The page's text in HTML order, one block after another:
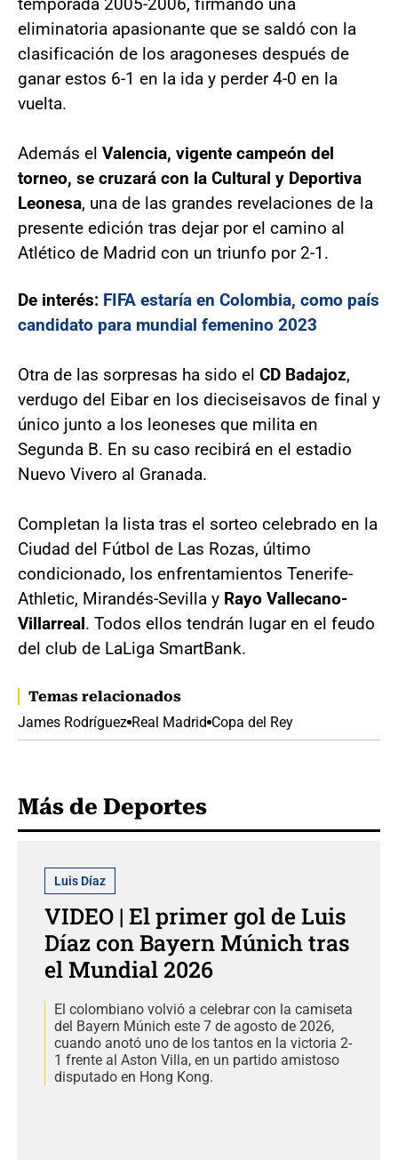
eliminatoria apasionante que se saldó con la
clasificación de los aragoneses después de
ganar estos 6-1 en la ida y perder 4-0 en la
vuelta.
Además el Valencia, vigente campeón del
torneo, se cruzará con la Cultural y Deportiva
Leonesa, una de las grandes revelaciones de la
presente edición tras dejar por el camino al
Atlético de Madrid con un triunfo por 2-1.
De interés: FIFA estaría en Colombia, como país
candidato para mundial femenino 2023
Otra de las sorpresas ha sido el CD Badajoz,
verdugo del Eibar en los dieciseisavos de final y
único junto a los leoneses que milita en
Segunda B. En su caso recibirá en el estadio
Nuevo Vivero al Granada.
Completan la lista tras el sorteo celebrado en la
Ciudad del Fútbol de Las Rozas, último
condicionado, los enfrentamientos Tenerife-
Athletic, Mirandés-Sevilla y Rayo Vallecano-
Villarreal. Todos ellos tendrán lugar en el feudo
del club de LaLiga SmartBank.
Temas relacionados
James Rodríguez Real Madrid Copa del Rey
Más de Deportes
Luis Díaz
VIDEO | El primer gol de Luis
Díaz con Bayern Múnich tras
el Mundial 2026
El colombiano volvió a celebrar con la camiseta
del Bayern Múnich este 7 de agosto de 2026,
cuando anotó uno de los tantos en la victoria 2-
1 frente al Aston Villa, en un partido amistoso
disputado en Hong Kong.